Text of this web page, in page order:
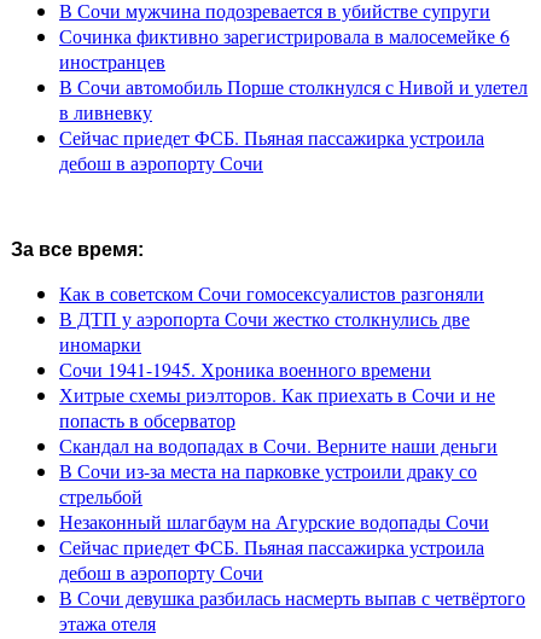
В Сочи мужчина подозревается в убийстве супруги
Сочинка фиктивно зарегистрировала в малосемейке 6
иностранцев
В Сочи автомобиль Порше столкнулся с Нивой и улетел
в ливневку
Сейчас приедет ФСБ. Пьяная пассажирка устроила
дебош в аэропорту Сочи
За все время:
Как в советском Сочи гомосексуалистов разгоняли
В ДТП у аэропорта Сочи жестко столкнулись две
иномарки
Сочи 1941-1945. Хроника военного времени
Хитрые схемы риэлторов. Как приехать в Сочи и не
попасть в обсерватор
Скандал на водопадах в Сочи. Верните наши деньги
В Сочи из-за места на парковке устроили драку со
стрельбой
Незаконный шлагбаум на Агурские водопады Сочи
Сейчас приедет ФСБ. Пьяная пассажирка устроила
дебош в аэропорту Сочи
В Сочи девушка разбилась насмерть выпав с четвёртого
этажа отеля